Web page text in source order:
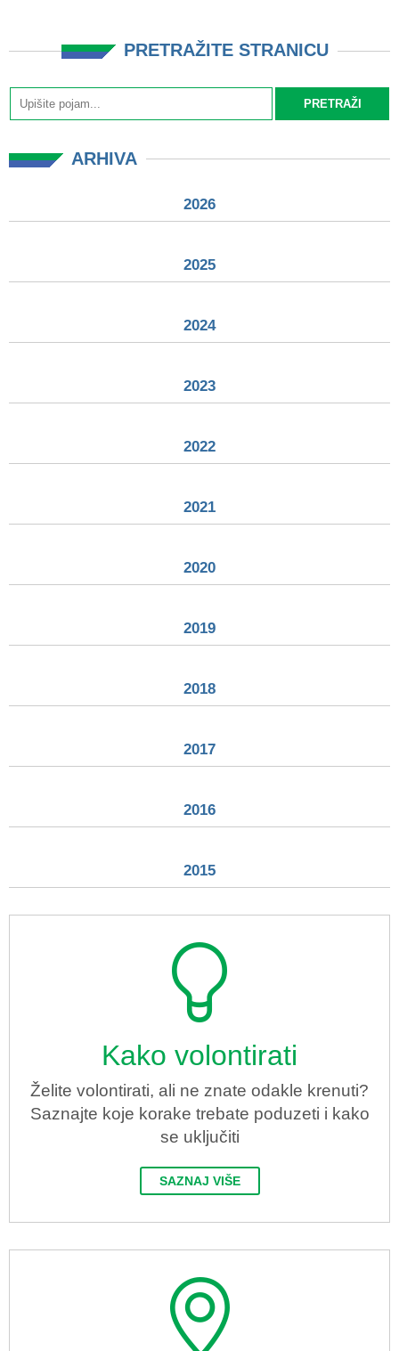
PRETRAŽITE STRANICU
ARHIVA
2026
2025
2024
2023
2022
2021
2020
2019
2018
2017
2016
2015
Kako volontirati
Želite volontirati, ali ne znate odakle krenuti?
Saznajte koje korake trebate poduzeti i kako
se uključiti
SAZNAJ VIŠE